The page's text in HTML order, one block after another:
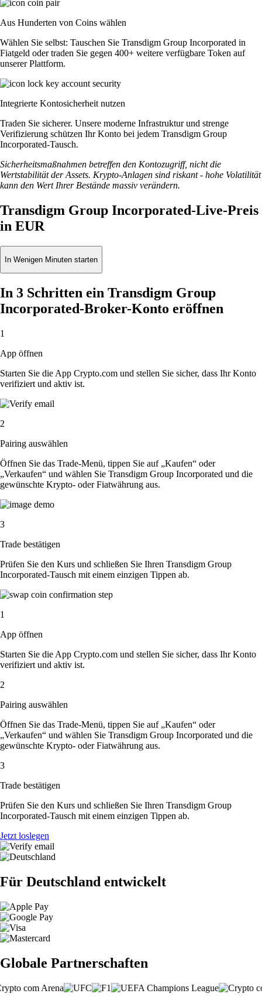
Aus Hunderten von Coins wählen
Wählen Sie selbst: Tauschen Sie Transdigm Group Incorporated in
Fiatgeld oder traden Sie gegen 400+ weitere verfügbare Token auf
unserer Plattform.
Integrierte Kontosicherheit nutzen
Traden Sie sicherer. Unsere moderne Infrastruktur und strenge
Verifizierung schützen Ihr Konto bei jedem Transdigm Group
Incorporated-Tausch.
Sicherheitsmaßnahmen betreffen den Kontozugriff, nicht die
Wertstabilität der Assets. Krypto-Anlagen sind riskant - hohe Volatilität
kann den Wert Ihrer Bestände massiv verändern.
Transdigm Group Incorporated-Live-Preis
in EUR
In Wenigen Minuten starten
In 3 Schritten ein Transdigm Group
Incorporated-Broker-Konto eröffnen
1
App öffnen
Starten Sie die App Crypto.com und stellen Sie sicher, dass Ihr Konto
verifiziert und aktiv ist.
2
Pairing auswählen
Öffnen Sie das Trade-Menü, tippen Sie auf „Kaufen“ oder
„Verkaufen“ und wählen Sie Transdigm Group Incorporated und die
gewünschte Krypto- oder Fiatwährung aus.
3
Trade bestätigen
Prüfen Sie den Kurs und schließen Sie Ihren Transdigm Group
Incorporated-Tausch mit einem einzigen Tippen ab.
1
App öffnen
Starten Sie die App Crypto.com und stellen Sie sicher, dass Ihr Konto
verifiziert und aktiv ist.
2
Pairing auswählen
Öffnen Sie das Trade-Menü, tippen Sie auf „Kaufen“ oder
„Verkaufen“ und wählen Sie Transdigm Group Incorporated und die
gewünschte Krypto- oder Fiatwährung aus.
3
Trade bestätigen
Prüfen Sie den Kurs und schließen Sie Ihren Transdigm Group
Incorporated-Tausch mit einem einzigen Tippen ab.
Jetzt loslegen
Für Deutschland entwickelt
Globale Partnerschaften